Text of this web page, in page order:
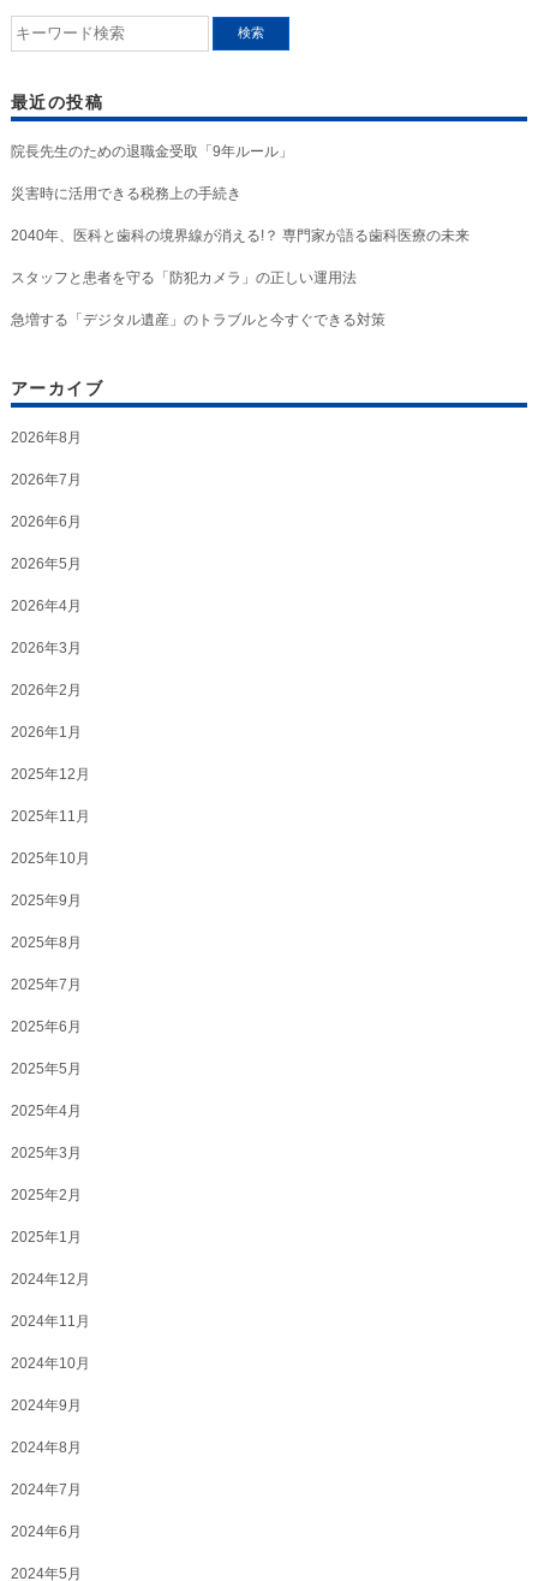
最近の投稿
院長先生のための退職金受取「9年ルール」
災害時に活用できる税務上の手続き
2040年、医科と歯科の境界線が消える!？ 専門家が語る歯科医療の未来
スタッフと患者を守る「防犯カメラ」の正しい運用法
急増する「デジタル遺産」のトラブルと今すぐできる対策
アーカイブ
2026年8月
2026年7月
2026年6月
2026年5月
2026年4月
2026年3月
2026年2月
2026年1月
2025年12月
2025年11月
2025年10月
2025年9月
2025年8月
2025年7月
2025年6月
2025年5月
2025年4月
2025年3月
2025年2月
2025年1月
2024年12月
2024年11月
2024年10月
2024年9月
2024年8月
2024年7月
2024年6月
2024年5月